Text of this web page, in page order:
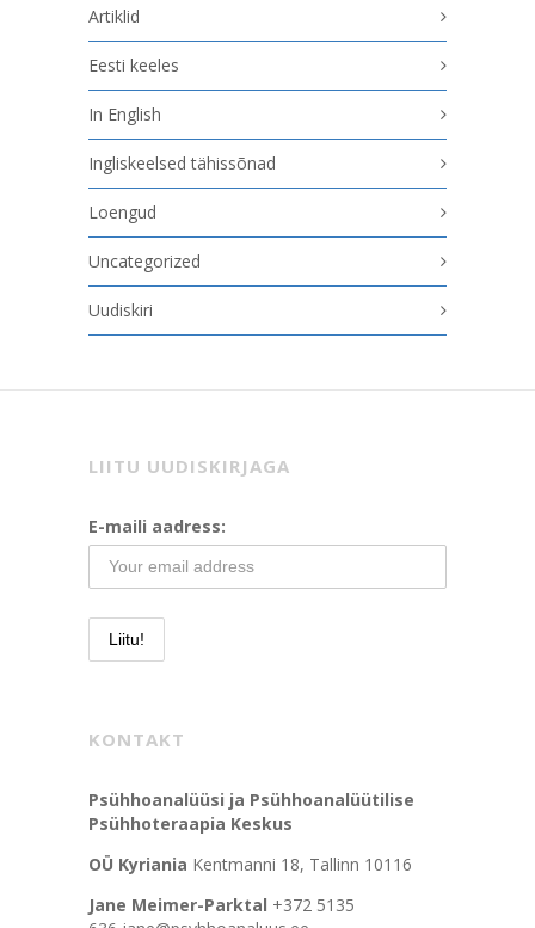
Artiklid
Eesti keeles
In English
Ingliskeelsed tähissõnad
Loengud
Uncategorized
Uudiskiri
LIITU UUDISKIRJAGA
E-maili aadress:
KONTAKT
Psühhoanalüüsi ja Psühhoanalüütilise
Psühhoteraapia Keskus
OÜ Kyriania Kentmanni 18, Tallinn 10116
Jane Meimer-Parktal +372 5135